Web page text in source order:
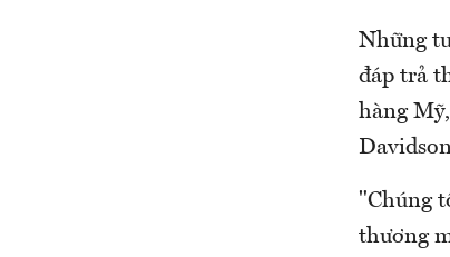
Những
đáp trả
hàng
"Chúng
thương